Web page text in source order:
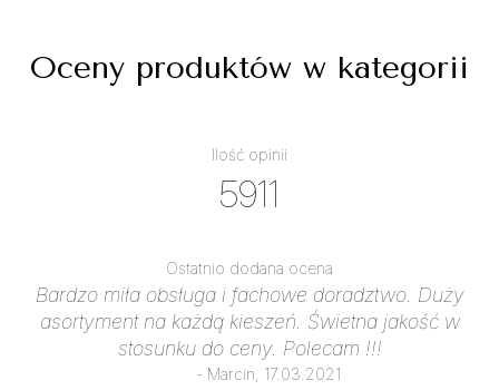
Oceny produktów w kategorii
Ilość opinii
5911
Ostatnio dodana ocena
Bardzo miła obsługa i fachowe doradztwo. Duży
asortyment na każdą kieszeń. Świetna jakość w
stosunku do ceny. Polecam !!!
- Marcin, 17.03.2021